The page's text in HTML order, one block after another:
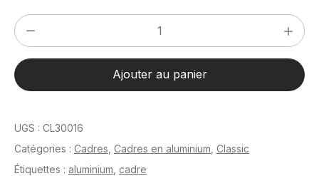
quantité
de
Classic
Noir
24
x
30
Ajouter au panier
UGS : CL30016
Catégories : Cadres Cadres en aluminium Classic
Étiquettes : aluminium cadre